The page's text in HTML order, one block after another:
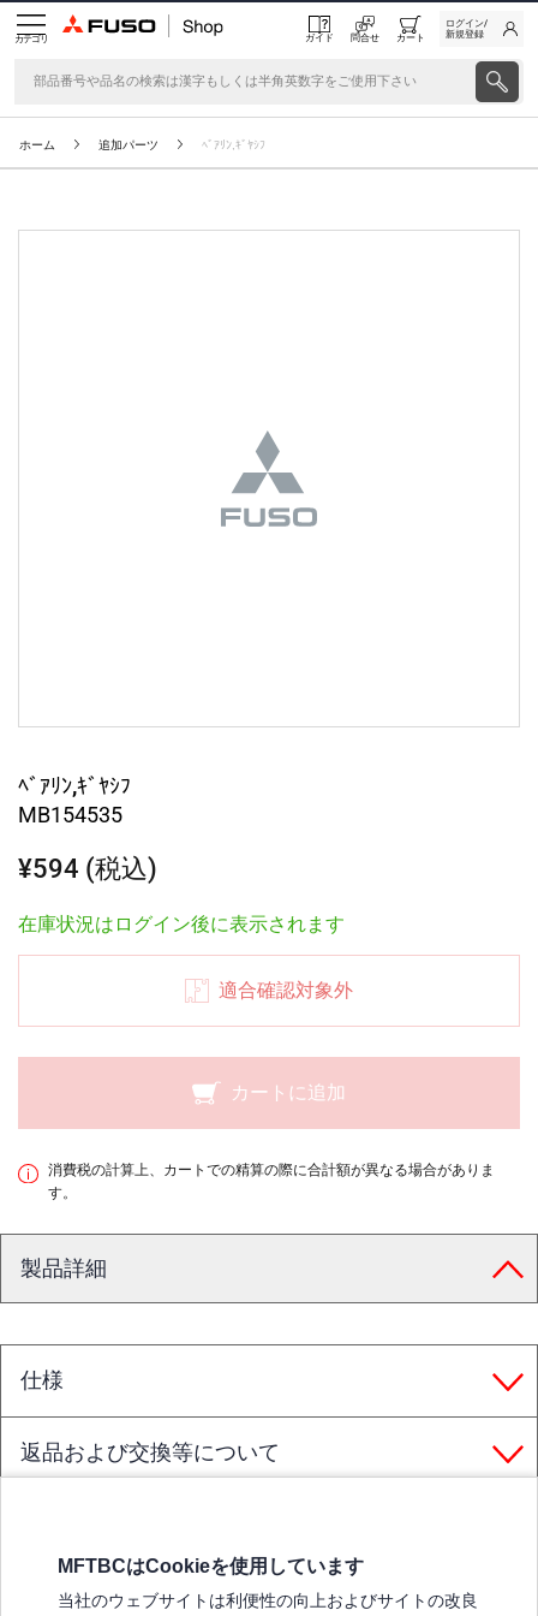
カテゴリ ガイド 問合せ カート
ログイン/
新規登録
ホーム 追加パーツ ﾍﾞｱﾘﾝ,ｷﾞﾔｼﾌ
ﾍﾞｱﾘﾝ,ｷﾞﾔｼﾌ
MB154535
¥594 (税込)
在庫状況はログイン後に表示されます
適合確認対象外
カートに追加
消費税の計算上、カートでの精算の際に合計額が異なる場合がありま
す。
製品詳細
仕様
返品および交換等について
MFTBCはCookieを使用しています
当社のウェブサイトは利便性の向上およびサイトの改良